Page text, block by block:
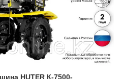
HUTER К-7500-